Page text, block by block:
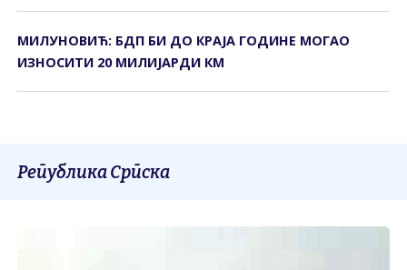
МИЛУНОВИЋ: БДП БИ ДО КРАЈА ГОДИНЕ МОГАО
ИЗНОСИТИ 20 МИЛИЈАРДИ КМ
Република Српска